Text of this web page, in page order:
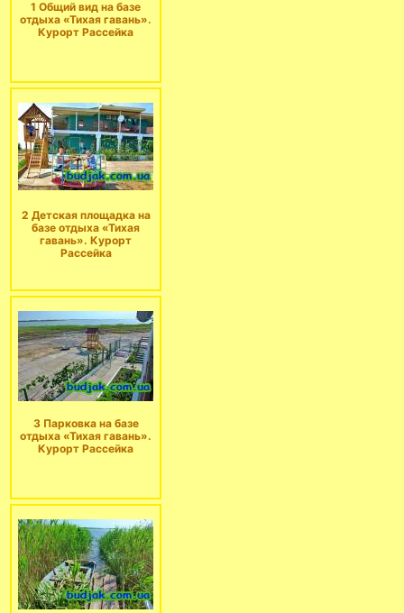
1 Общий вид на базе
отдыха «Тихая гавань».
Курорт Рассейка
2 Детская площадка на
базе отдыха «Тихая
гавань». Курорт
Рассейка
3 Парковка на базе
отдыха «Тихая гавань».
Курорт Рассейка